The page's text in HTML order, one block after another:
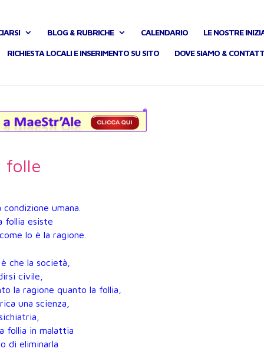
BLOG & RUBRICHE CALENDARIO LE NOSTRE
RICHIESTA LOCALI E INSERIMENTO SU SITO DOVE SIAMO &
folle
umana.
follia esiste
lo è la ragione.
che la società,
civile,
la ragione quanto la follia,
una scienza,
follia in malattia
di eliminarla